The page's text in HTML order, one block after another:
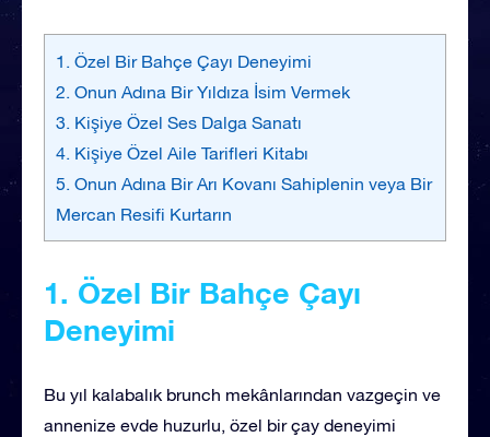
1. Özel Bir Bahçe Çayı Deneyimi
2. Onun Adına Bir Yıldıza İsim Vermek
3. Kişiye Özel Ses Dalga Sanatı
4. Kişiye Özel Aile Tarifleri Kitabı
5. Onun Adına Bir Arı Kovanı Sahiplenin veya Bir
Mercan Resifi Kurtarın
1. Özel Bir Bahçe Çayı
Deneyimi
Bu yıl kalabalık brunch mekânlarından vazgeçin ve
annenize evde huzurlu, özel bir çay deneyimi